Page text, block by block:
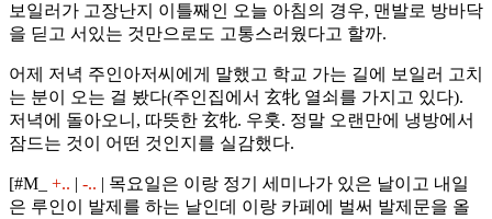
보일러가 고장난지 이틀째인 오늘 아침의 경우, 맨발로 방바닥
을 딛고 서있는 것만으로도 고통스러웠다고 할까.
어제 저녁 주인아저씨에게 말했고 학교 가는 길에 보일러 고치
는 분이 오는 걸 봤다(주인집에서 玄牝 열쇠를 가지고 있다).
저녁에 돌아오니, 따뜻한 玄牝. 우훗. 정말 오랜만에 냉방에서
잠드는 것이 어떤 것인지를 실감했다.
[#M_ +.. -.. | 목요일은 이랑 정기 세미나가 있은 날이고 내일
은 루인이 발제를 하는 날인데 이랑 카페에 벌써 발제문을 올